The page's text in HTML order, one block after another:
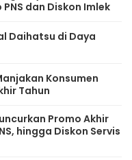
dan Diskon Imlek
Daihatsu di Daya
Konsumen
Tahun
Promo Akhir
hingga Diskon Servis